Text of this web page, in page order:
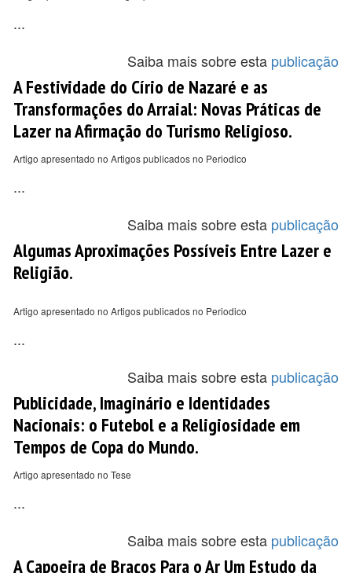
...
Saiba mais sobre esta publicação
A Festividade do Círio de Nazaré e as
Transformações do Arraial: Novas Práticas de
Lazer na Afirmação do Turismo Religioso.
Artigo apresentado no Artigos publicados no Periodico
...
Saiba mais sobre esta publicação
Algumas Aproximações Possíveis Entre Lazer e
Religião.
Artigo apresentado no Artigos publicados no Periodico
...
Saiba mais sobre esta publicação
Publicidade, Imaginário e Identidades
Nacionais: o Futebol e a Religiosidade em
Tempos de Copa do Mundo.
Artigo apresentado no Tese
...
Saiba mais sobre esta publicação
A Capoeira de Braços Para o Ar Um Estudo da